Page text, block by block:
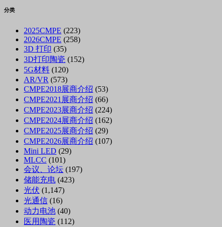
分类
2025CMPE (223)
2026CMPE (258)
3D 打印 (35)
3D打印陶瓷 (152)
5G材料 (120)
AR/VR (573)
CMPE2018展商介绍 (53)
CMPE2021展商介绍 (66)
CMPE2023展商介绍 (224)
CMPE2024展商介绍 (162)
CMPE2025展商介绍 (29)
CMPE2026展商介绍 (107)
Mini LED (29)
MLCC (101)
会议、论坛 (197)
储能充电 (423)
光伏 (1,147)
光通信 (16)
动力电池 (40)
医用陶瓷 (112)